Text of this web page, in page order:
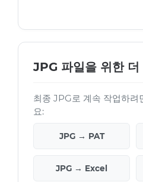
JPG 파일을 위한 더
최종 JPG로 계속 작업하려
요:
JPG → PAT
JPG → Excel